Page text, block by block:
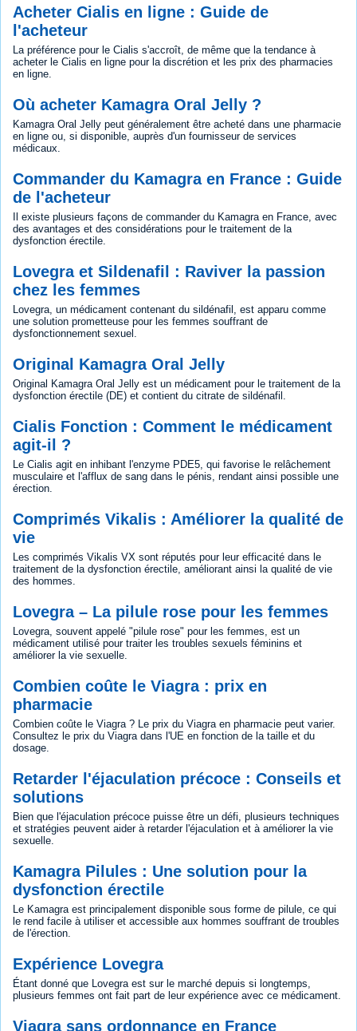
Acheter Cialis en ligne : Guide de
l'acheteur
La préférence pour le Cialis s'accroît, de même que la tendance à
acheter le Cialis en ligne pour la discrétion et les prix des pharmacies
en ligne.
Où acheter Kamagra Oral Jelly ?
Kamagra Oral Jelly peut généralement être acheté dans une pharmacie
en ligne ou, si disponible, auprès d'un fournisseur de services
médicaux.
Commander du Kamagra en France : Guide
de l'acheteur
Il existe plusieurs façons de commander du Kamagra en France, avec
des avantages et des considérations pour le traitement de la
dysfonction érectile.
Lovegra et Sildenafil : Raviver la passion
chez les femmes
Lovegra, un médicament contenant du sildénafil, est apparu comme
une solution prometteuse pour les femmes souffrant de
dysfonctionnement sexuel.
Original Kamagra Oral Jelly
Original Kamagra Oral Jelly est un médicament pour le traitement de la
dysfonction érectile (DE) et contient du citrate de sildénafil.
Cialis Fonction : Comment le médicament
agit-il ?
Le Cialis agit en inhibant l'enzyme PDE5, qui favorise le relâchement
musculaire et l'afflux de sang dans le pénis, rendant ainsi possible une
érection.
Comprimés Vikalis : Améliorer la qualité de
vie
Les comprimés Vikalis VX sont réputés pour leur efficacité dans le
traitement de la dysfonction érectile, améliorant ainsi la qualité de vie
des hommes.
Lovegra – La pilule rose pour les femmes
Lovegra, souvent appelé "pilule rose" pour les femmes, est un
médicament utilisé pour traiter les troubles sexuels féminins et
améliorer la vie sexuelle.
Combien coûte le Viagra : prix en
pharmacie
Combien coûte le Viagra ? Le prix du Viagra en pharmacie peut varier.
Consultez le prix du Viagra dans l'UE en fonction de la taille et du
dosage.
Retarder l'éjaculation précoce : Conseils et
solutions
Bien que l'éjaculation précoce puisse être un défi, plusieurs techniques
et stratégies peuvent aider à retarder l'éjaculation et à améliorer la vie
sexuelle.
Kamagra Pilules : Une solution pour la
dysfonction érectile
Le Kamagra est principalement disponible sous forme de pilule, ce qui
le rend facile à utiliser et accessible aux hommes souffrant de troubles
de l'érection.
Expérience Lovegra
Étant donné que Lovegra est sur le marché depuis si longtemps,
plusieurs femmes ont fait part de leur expérience avec ce médicament.
Viagra sans ordonnance en France